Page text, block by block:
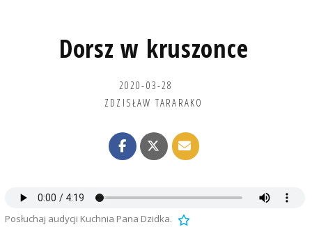
Dorsz w kruszonce
2020-03-28
ZDZISŁAW TARARAKO
Posłuchaj audycji Kuchnia Pana Dzidka.